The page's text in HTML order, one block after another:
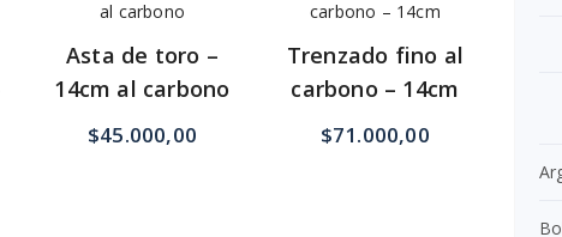
Asta de toro –
14cm al carbono
$45.000,00
Trenzado fino al
carbono – 14cm
$71.000,00